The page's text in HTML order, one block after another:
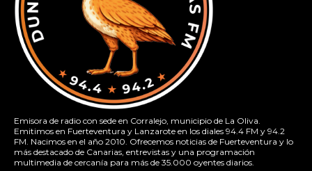
Emisora de radio con sede en Corralejo, municipio de La Oliva.
Emitimos en Fuerteventura y Lanzarote en los diales 94.4 FM y 94.2
FM. Nacimos en el año 2010. Ofrecemos noticias de Fuerteventura y lo
más destacado de Canarias, entrevistas y una programación
multimedia de cercanía para más de 35.000 oyentes diarios.